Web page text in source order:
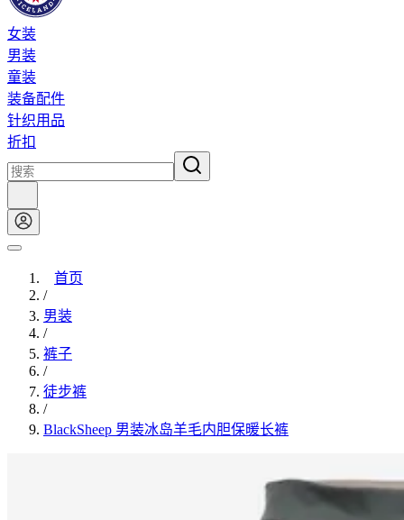
女装
男装
童装
装备配件
针织用品
折扣
首页
/
男装
/
裤子
/
徒步裤
/
BlackSheep 男装冰岛羊毛内胆保暖长裤